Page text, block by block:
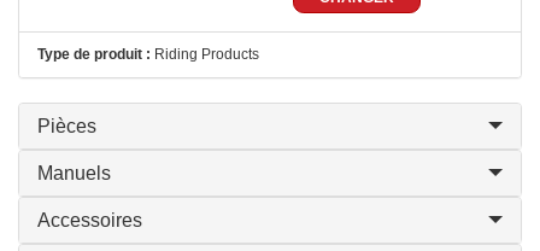
Type de produit : Riding Products
Pièces
Manuels
Accessoires